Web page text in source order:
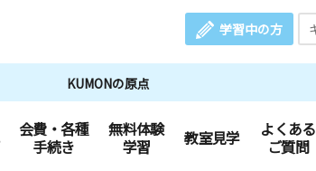
学習中の方
KUMONの原点
会費・各種
手続き
無料体験
学習
教室見学
よくある
ご質問